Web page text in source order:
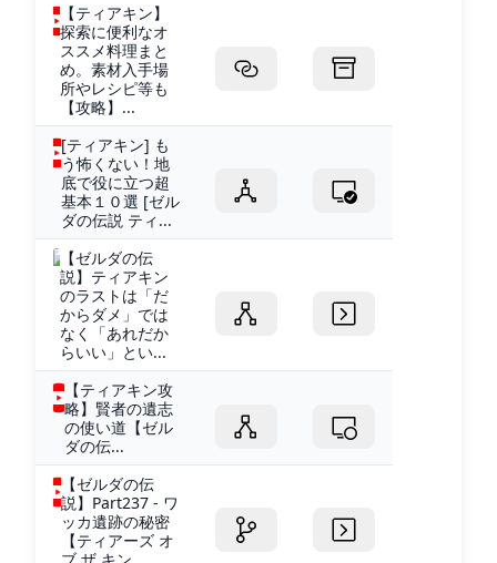
【ティアキン】
探索に便利なオ
ススメ料理まと
め。素材入手場
所やレシピ等も
【攻略】...
[ティアキン] も
う怖くない！地
底で役に立つ超
基本１０選 [ゼル
ダの伝説 ティ...
【ゼルダの伝
説】ティアキン
のラストは「だ
からダメ」では
なく「あれだか
らいい」とい...
【ティアキン攻
略】賢者の遺志
の使い道【ゼル
ダの伝...
【ゼルダの伝
説】Part237 - ワ
ッカ遺跡の秘密
【ティアーズ オ